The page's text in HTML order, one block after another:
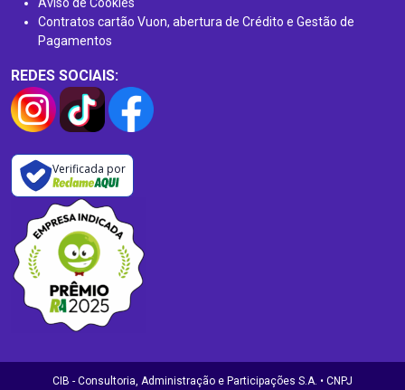
Aviso de Cookies
Contratos cartão Vuon, abertura de Crédito e Gestão de
Pagamentos
REDES SOCIAIS:
Verificada por
CIB - Consultoria, Administração e Participações S.A. • CNPJ